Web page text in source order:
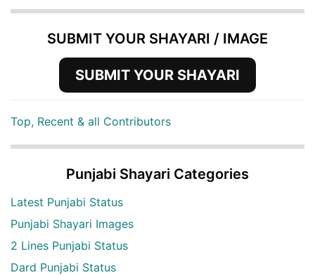
SUBMIT YOUR SHAYARI / IMAGE
SUBMIT YOUR SHAYARI
Top, Recent & all Contributors
Punjabi Shayari Categories
Latest Punjabi Status
Punjabi Shayari Images
2 Lines Punjabi Status
Dard Punjabi Status